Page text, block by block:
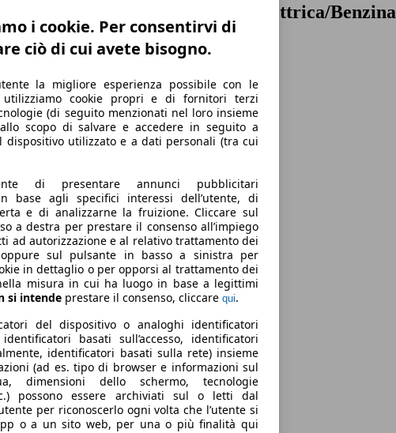
SUV/Fuoristrada/Pick-up, Elettrica/Benzina
i cookie. Per consentirvi di
ciò di cui avete bisogno.
la migliore esperienza possibile con le
utilizziamo cookie propri e di fornitori terzi
(di seguito menzionati nel loro insieme
allo scopo di salvare e accedere in seguito a
dispositivo utilizzato e a dati personali (tra cui
di presentare annunci pubblicitari
base agli specifici interessi dell’utente, di
e di analizzarne la fruizione. Cliccare sul
a destra per prestare il consenso all’impiego
ad autorizzazione e al relativo trattamento dei
sul pulsante in basso a sinistra per
in dettaglio o per opporsi al trattamento dei
misura in cui ha luogo in base a legittimi
si intende prestare il consenso, cliccare qui.
del dispositivo o analoghi identificatori
basati sull’accesso, identificatori
identificatori basati sulla rete) insieme
(ad es. tipo di browser e informazioni sul
dimensioni dello schermo, tecnologie
possono essere archiviati sul o letti dal
per riconoscerlo ogni volta che l’utente si
o a un sito web, per una o più finalità qui